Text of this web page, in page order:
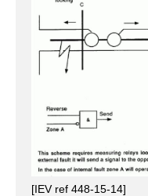
[IEV ref 448-15-14]